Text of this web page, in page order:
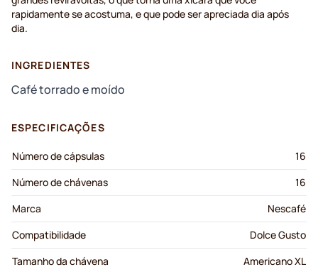
rapidamente se acostuma, e que pode ser apreciada dia após
dia.
INGREDIENTES
Café torrado e moído
ESPECIFICAÇÕES
Número de cápsulas
16
Número de chávenas
16
Marca
Nescafé
Compatibilidade
Dolce Gusto
Tamanho da chávena
Americano XL